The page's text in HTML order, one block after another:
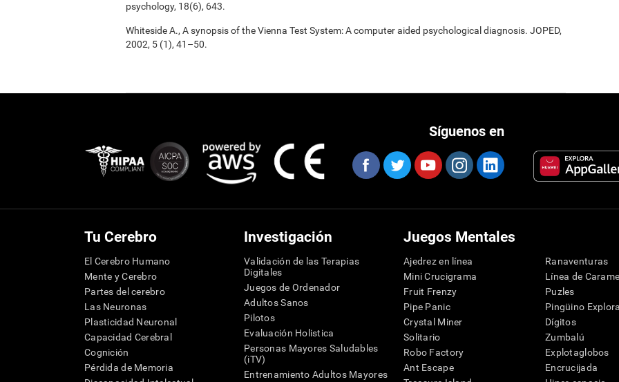
psychology, 18(6), 643.
Whiteside A., A synopsis of the Vienna Test System: A computer aided psychological diagnosis. JOPED,
2002, 5 (1), 41–50.
Síguenos en
Tu Cerebro
El Cerebro Humano
Mente y Cerebro
Partes del cerebro
Las Neuronas
Plasticidad Neuronal
Capacidad Cerebral
Cognición
Pérdida de Memoria
Investigación
Validación de las Terapias
Digitales
Juegos de Ordenador
Adultos Sanos
Pilotos
Evaluación Holistica
Personas Mayores Saludables
(iTV)
Entrenamiento Adultos Mayores
Juegos Mentales
Ajedrez en línea
Mini Crucigrama
Fruit Frenzy
Pipe Panic
Crystal Miner
Solitario
Robo Factory
Ant Escape
Ranaventuras
Línea de
Puzles
Pingüino
Dígitos
Zumbalú
Explotaglobos
Encrucijada